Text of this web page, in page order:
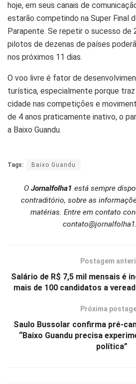
hoje, em seus canais de
estarão competindo na Super Final
Parapente. Se repetir o sucesso de
pilotos de dezenas de países
nos próximos 11 dias.
O voo livre é fator de
turística, especialmente porque
cidade nas competições e
de 4 anos praticamente inativo, o
a Baixo Guandu.
Tags: Baixo Guandu
O Jornalfolha1 está sempre
contraditório, sobre as
matérias. Entre em contato
Postagem
Salário de R$ 7,5 mil mensais é
mais de 100 candidatos a
Próxima
Saulo Bussolar confirma pré-
“Baixo Guandu precisa
política”